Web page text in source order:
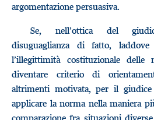
argomentazione persuasiva.
Se, nell’ottica del
disuguaglianza di fatto,
l’illegittimità costituzionale delle
diventare criterio di
altrimenti motivata, per il
applicare la norma nella maniera
comparazione fra situazioni